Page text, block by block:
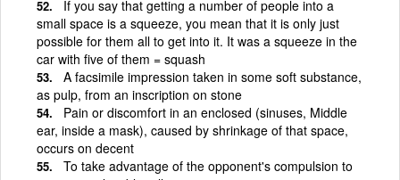
If you say that getting a number of people into a
small space is a squeeze, you mean that it is only just
possible for them all to get into it. It was a squeeze in the
car with five of them = squash
A facsimile impression taken in some soft substance,
as pulp, from an inscription on stone
Pain or discomfort in an enclosed (sinuses, Middle
ear, inside a mask), caused by shrinkage of that space,
occurs on decent
To take advantage of the opponent's compulsion to